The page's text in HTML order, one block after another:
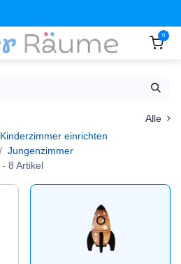
0
Alle
Kinderzimmer einrichten
Jungenzimmer
- 8 Artikel